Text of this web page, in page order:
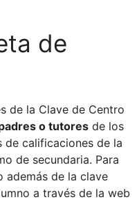
de
de la Clave de Centro
o tutoresde los
de calificaciones de la
de secundaria. Para
además de la clave
a través de la web